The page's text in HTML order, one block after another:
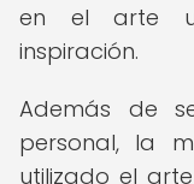
en el arte
inspiración.
Además de
personal, la
utilizado el